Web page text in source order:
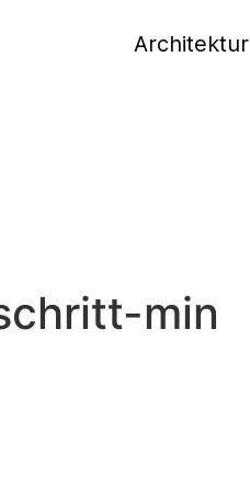
Architektur
min